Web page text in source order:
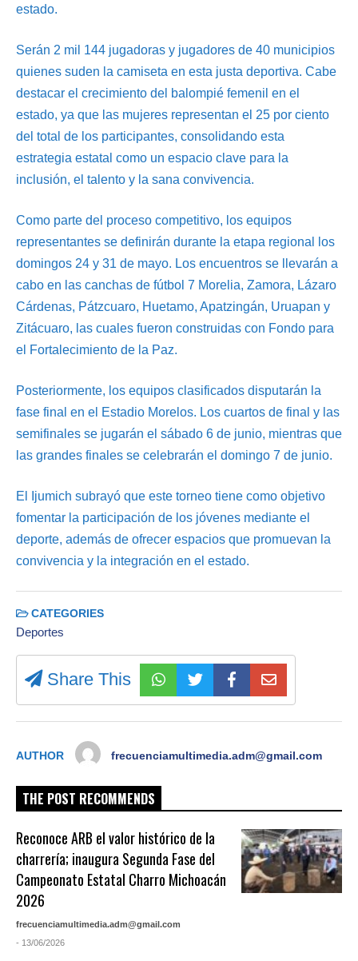
estado.
Serán 2 mil 144 jugadoras y jugadores de 40 municipios
quienes suden la camiseta en esta justa deportiva. Cabe
destacar el crecimiento del balompié femenil en el
estado, ya que las mujeres representan el 25 por ciento
del total de los participantes, consolidando esta
estrategia estatal como un espacio clave para la
inclusión, el talento y la sana convivencia.
Como parte del proceso competitivo, los equipos
representantes se definirán durante la etapa regional los
domingos 24 y 31 de mayo. Los encuentros se llevarán a
cabo en las canchas de fútbol 7 Morelia, Zamora, Lázaro
Cárdenas, Pátzcuaro, Huetamo, Apatzingán, Uruapan y
Zitácuaro, las cuales fueron construidas con Fondo para
el Fortalecimiento de la Paz.
Posteriormente, los equipos clasificados disputarán la
fase final en el Estadio Morelos. Los cuartos de final y las
semifinales se jugarán el sábado 6 de junio, mientras que
las grandes finales se celebrarán el domingo 7 de junio.
El Ijumich subrayó que este torneo tiene como objetivo
fomentar la participación de los jóvenes mediante el
deporte, además de ofrecer espacios que promuevan la
convivencia y la integración en el estado.
CATEGORIES
Deportes
Share This
AUTHOR frecuenciamultimedia.adm@gmail.com
THE POST RECOMMENDS
Reconoce ARB el valor histórico de la
charrería; inaugura Segunda Fase del
Campeonato Estatal Charro Michoacán
2026
frecuenciamultimedia.adm@gmail.com
- 13/06/2026